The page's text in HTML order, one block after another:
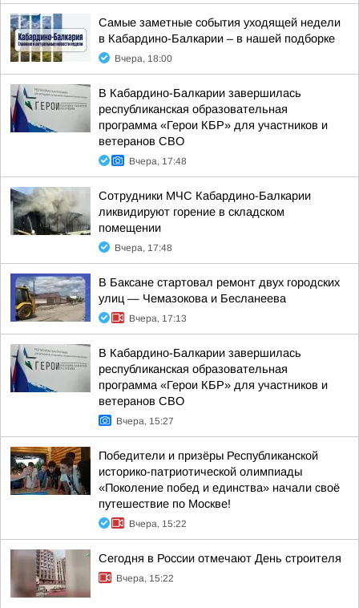
Самые заметные события уходящей недели
в Кабардино-Балкарии – в нашей подборке
Вчера, 18:00
В Кабардино-Балкарии завершилась
республиканская образовательная
программа «Герои КБР» для участников и
ветеранов СВО
Вчера, 17:48
Сотрудники МЧС Кабардино-Балкарии
ликвидируют горение в складском
помещении
Вчера, 17:48
В Баксане стартовал ремонт двух городских
улиц — Чемазокова и Бесланеева
Вчера, 17:13
В Кабардино-Балкарии завершилась
республиканская образовательная
программа «Герои КБР» для участников и
ветеранов СВО
Вчера, 15:27
Победители и призёры Республиканской
историко-патриотической олимпиады
«Поколение побед и единства» начали своё
путешествие по Москве!
Вчера, 15:22
Сегодня в России отмечают День строителя
Вчера, 15:22